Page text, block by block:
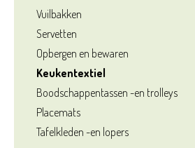
Vuilbakken
Servetten
Opbergen en bewaren
Keukentextiel
Boodschappentassen -en trolleys
Placemats
Tafelkleden -en lopers